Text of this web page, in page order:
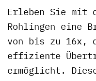
Erleben Sie mit
Rohlingen eine
von bis zu 16x,
effiziente
ermöglicht.